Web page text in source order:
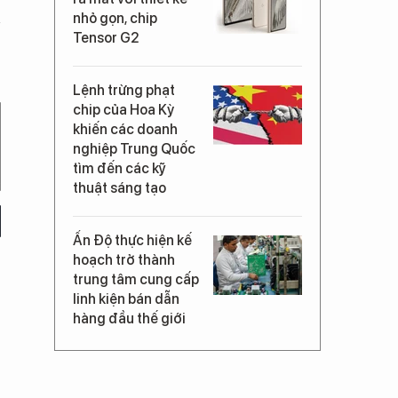
nhỏ gọn, chip
Tensor G2
Lệnh trừng phạt
chip của Hoa Kỳ
khiến các doanh
nghiệp Trung Quốc
tìm đến các kỹ
thuật sáng tạo
Ấn Độ thực hiện kế
hoạch trở thành
trung tâm cung cấp
linh kiện bán dẫn
hàng đầu thế giới